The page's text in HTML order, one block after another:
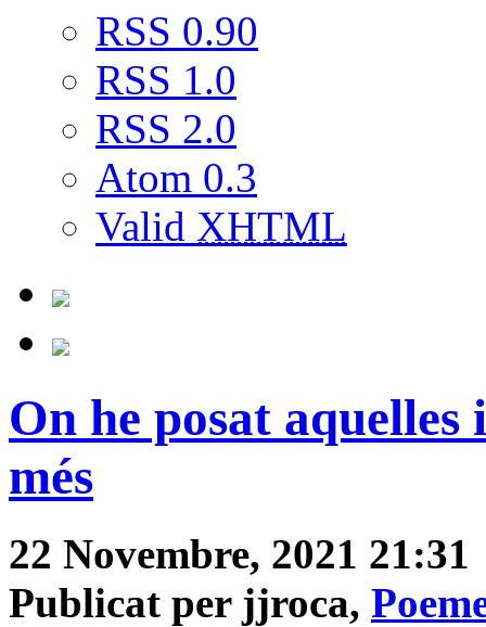
RSS 0.90
RSS 1.0
RSS 2.0
Atom 0.3
Valid XHTML
On he posat aquelles
més
22 Novembre, 2021 21:31
Publicat per jjroca,